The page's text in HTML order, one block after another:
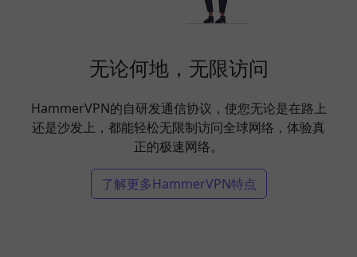
无论何地，无限访问
HammerVPN的自研发通信协议，使您无论是在路上
还是沙发上，都能轻松无限制访问全球网络，体验真
正的极速网络。
了解更多HammerVPN特点